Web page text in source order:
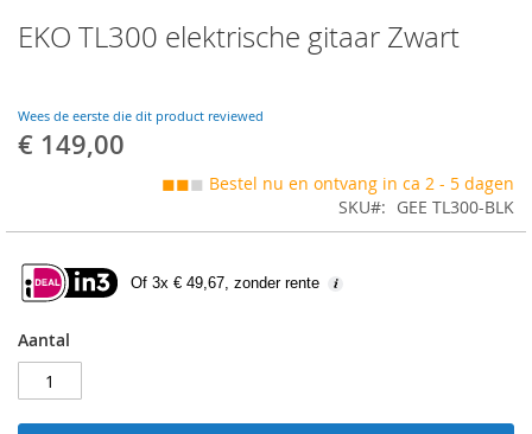
EKO TL300 elektrische gitaar Zwart
Wees de eerste die dit product reviewed
€ 149,00
◼◼◼ Bestel nu en ontvang in ca 2 - 5 dagen
SKU
GEE TL300-BLK
Of 3x € 49,67, zonder rente
Aantal
to
the
the
images